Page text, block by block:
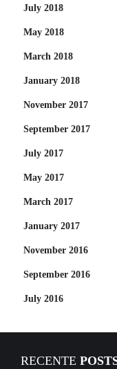
July 2018
May 2018
March 2018
January 2018
November 2017
September 2017
July 2017
May 2017
March 2017
January 2017
November 2016
September 2016
July 2016
RECENTE